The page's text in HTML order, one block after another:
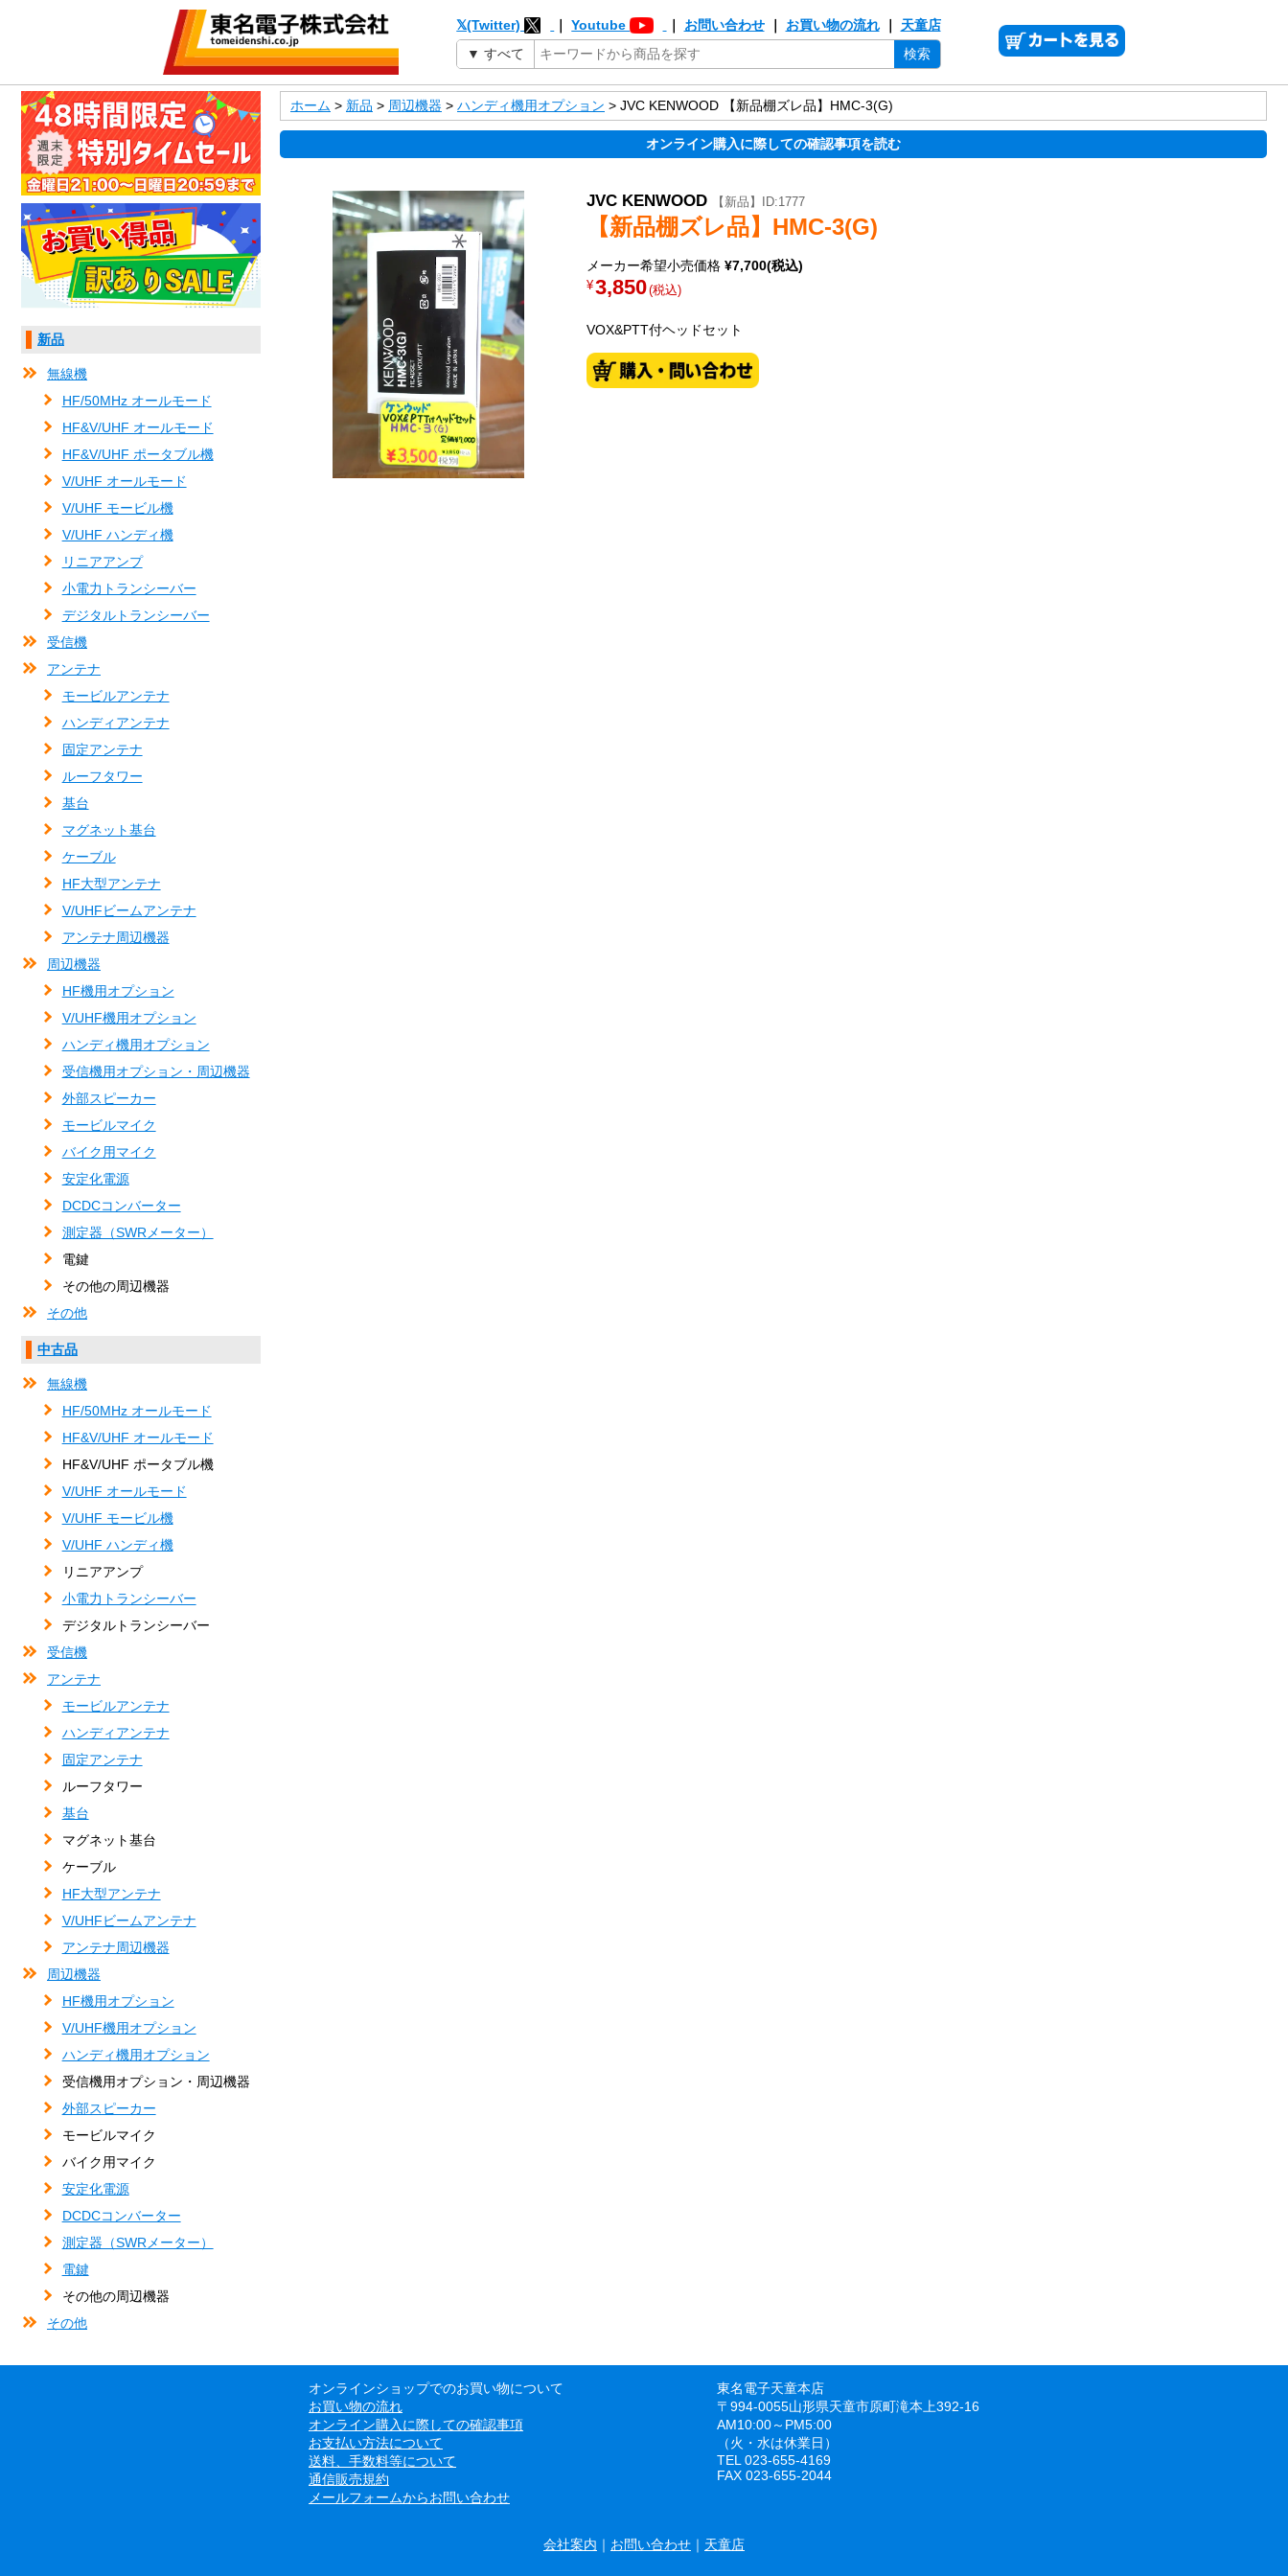
𝕏(Twitter) ｜Youtube ｜ お問い合わせ｜ お買い物の流れ｜ 天童店
検索
新品
無線機
HF/50MHz オールモード
HF&V/UHF オールモード
HF&V/UHF ポータブル機
V/UHF オールモード
V/UHF モービル機
V/UHF ハンディ機
リニアアンプ
小電力トランシーバー
デジタルトランシーバー
受信機
アンテナ
モービルアンテナ
ハンディアンテナ
固定アンテナ
ルーフタワー
基台
マグネット基台
ケーブル
HF大型アンテナ
V/UHFビームアンテナ
アンテナ周辺機器
周辺機器
HF機用オプション
V/UHF機用オプション
ハンディ機用オプション
受信機用オプション・周辺機器
外部スピーカー
モービルマイク
バイク用マイク
安定化電源
DCDCコンバーター
測定器（SWRメーター）
電鍵
その他の周辺機器
その他
中古品
無線機
HF/50MHz オールモード
HF&V/UHF オールモード
HF&V/UHF ポータブル機
V/UHF オールモード
V/UHF モービル機
V/UHF ハンディ機
リニアアンプ
小電力トランシーバー
デジタルトランシーバー
受信機
アンテナ
モービルアンテナ
ハンディアンテナ
固定アンテナ
ルーフタワー
基台
マグネット基台
ケーブル
HF大型アンテナ
V/UHFビームアンテナ
アンテナ周辺機器
周辺機器
HF機用オプション
V/UHF機用オプション
ハンディ機用オプション
受信機用オプション・周辺機器
外部スピーカー
モービルマイク
バイク用マイク
安定化電源
DCDCコンバーター
測定器（SWRメーター）
電鍵
その他の周辺機器
その他
ホーム > 新品 > 周辺機器 > ハンディ機用オプション > JVC KENWOOD 【新品棚ズレ品】HMC-3(G)
オンライン購入に際しての確認事項を読む
JVC KENWOOD 【新品】ID:1777
【新品棚ズレ品】HMC-3(G)
メーカー希望小売価格 ¥7,700(税込)
¥3,850(税込)
VOX&PTT付ヘッドセット
オンラインショップでのお買い物について
お買い物の流れ
オンライン購入に際しての確認事項
お支払い方法について
送料、手数料等について
通信販売規約
メールフォームからお問い合わせ
東名電子天童本店
〒994-0055山形県天童市原町滝本上392-16
AM10:00～PM5:00
（火・水は休業日）
TEL 023-655-4169
FAX 023-655-2044
会社案内 ｜ お問い合わせ ｜ 天童店